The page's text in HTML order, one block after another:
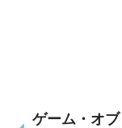
ゲーム・オ